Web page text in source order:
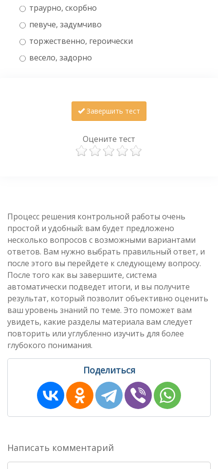
траурно, скорбно
певуче, задумчиво
торжественно, героически
весело, задорно
Завершить тест
Оцените тест
Процесс решения контрольной работы очень
простой и удобный: вам будет предложено
несколько вопросов с возможными вариантами
ответов. Вам нужно выбрать правильный ответ, и
после этого вы перейдете к следующему вопросу.
После того как вы завершите, система
автоматически подведет итоги, и вы получите
результат, который позволит объективно оценить
ваш уровень знаний по теме. Это поможет вам
увидеть, какие разделы материала вам следует
повторить или углубленно изучить для более
глубокого понимания.
Поделиться
Написать комментарий